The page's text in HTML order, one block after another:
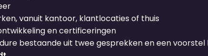
vanuit kantoor, klantlocaties of thuis
en certificeringen
bestaande uit twee gesprekken en een voorstel